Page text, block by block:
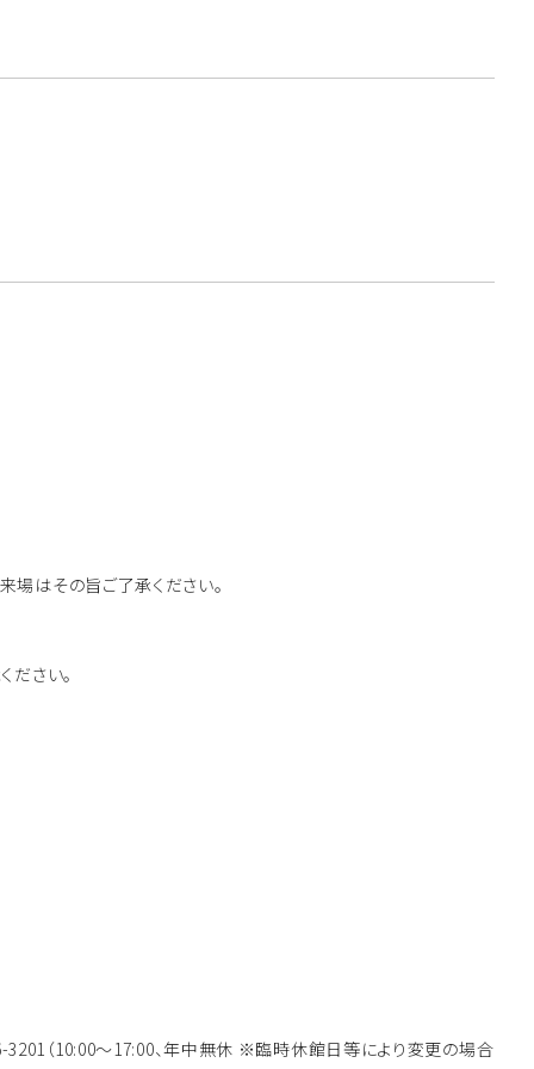
はその旨ご了承ください。
ださい。
3201（10:00～17:00、年中無休 ※臨時休館日等により変更の場合